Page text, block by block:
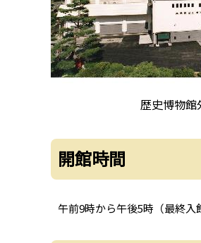
歴史博物館
開館時間
午前9時から午後5時（最終